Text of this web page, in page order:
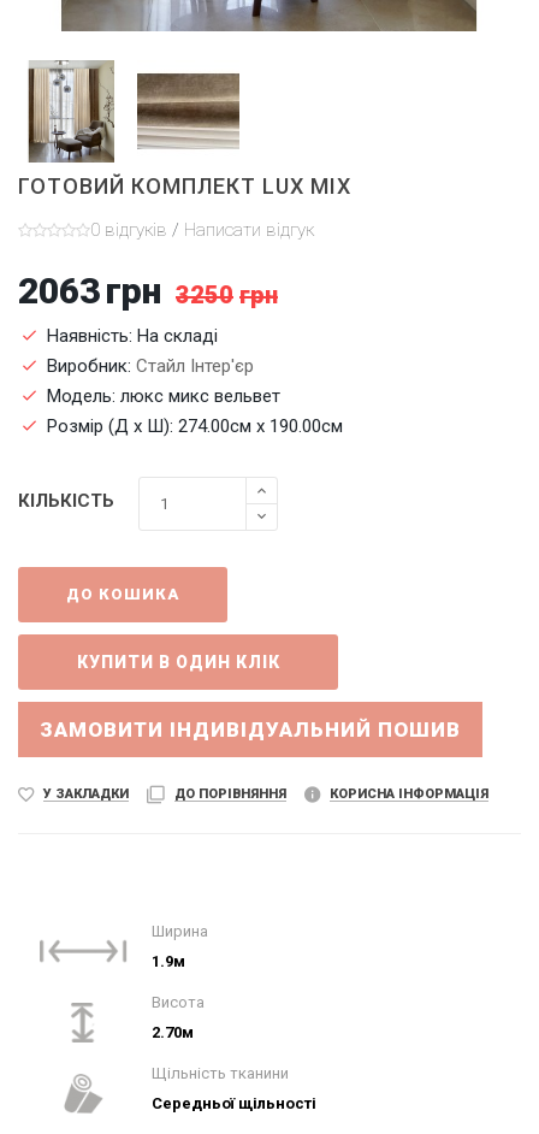
ГОТОВИЙ КОМПЛЕКТ LUX MIX
0 відгуків / Написати відгук
2063грн 3250 грн
Наявність: На складі
Виробник:Стайл Інтер'єр
Модель: люкс микс вельвет
Розмір (Д x Ш): 274.00см x 190.00см
КІЛЬКІСТЬ
ДО КОШИКА
ЗАМОВИТИ ІНДИВІДУАЛЬНИЙ ПОШИВ
У ЗАКЛАДКИ ДО ПОРІВНЯННЯ КОРИСНА ІНФОРМАЦІЯ
Ширина
1.9м
Висота
2.70м
Щільність тканини
Середньої щільності